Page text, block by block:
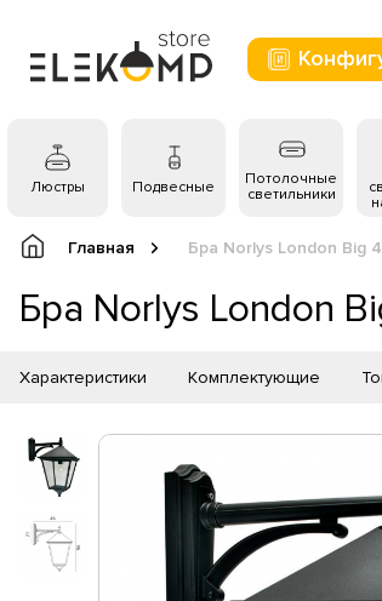
Люстры Подвесные
Потолочные
светильники
Главная Бра Norlys London Big
Бра Norlys London
Характеристики Комплектующие